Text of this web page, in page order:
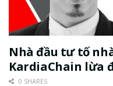
Nhà đầu tư tố
KardiaChain lừa
0 SHARES